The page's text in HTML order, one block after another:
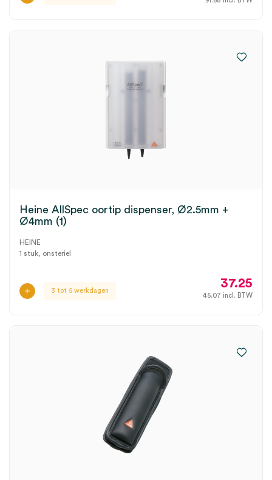
Heine AllSpec oortip dispenser, Ø2.5mm +
Ø4mm (1)
HEINE
1 stuk, onsteriel
3 tot 5 werkdagen
37.25
45.07 incl. BTW